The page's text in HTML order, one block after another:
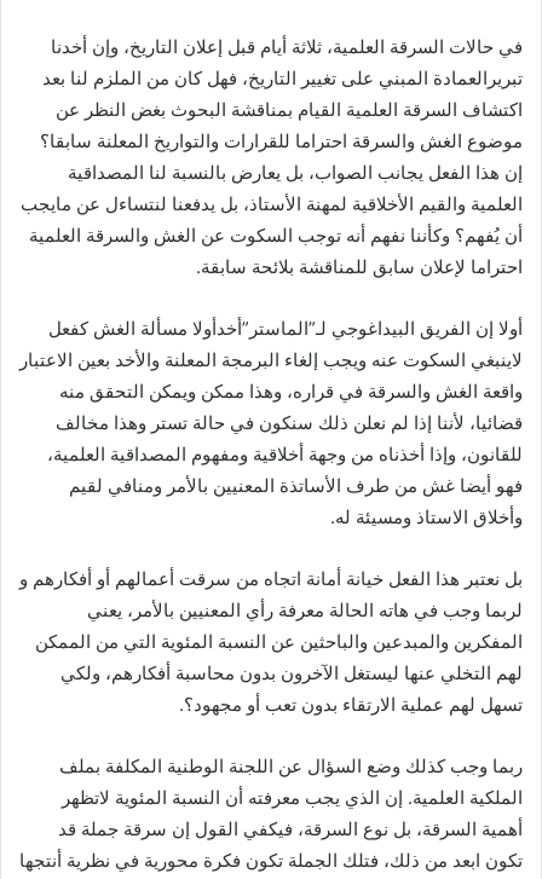
في حالات السرقة العلمية، ثلاثة أيام قبل إعلان التاريخ، وإن أخدنا
تبريرالعمادة المبني على تغيير التاريخ، فهل كان من الملزم لنا بعد
اكتشاف السرقة العلمية القيام بمناقشة البحوث بغض النظر عن
موضوع الغش والسرقة احتراما للقرارات والتواريخ المعلنة سابقا؟
إن هذا الفعل يجانب الصواب، بل يعارض بالنسبة لنا المصداقية
العلمية والقيم الأخلاقية لمهنة الأستاذ، بل يدفعنا لنتساءل عن مايجب
أن يُفهم؟ وكأننا نفهم أنه توجب السكوت عن الغش والسرقة العلمية
احتراما لإعلان سابق للمناقشة بلائحة سابقة.
أولا إن الفريق البيداغوجي لـ”الماستر”أخدأولا مسألة الغش كفعل
لاينبغي السكوت عنه ويجب إلغاء البرمجة المعلنة والأخد بعين الاعتبار
واقعة الغش والسرقة في قراره، وهذا ممكن ويمكن التحقق منه
قضائيا، لأننا إذا لم نعلن ذلك سنكون في حالة تستر وهذا مخالف
للقانون، وإذا أخذناه من وجهة أخلاقية ومفهوم المصداقية العلمية،
فهو أيضا غش من طرف الأساتذة المعنيين بالأمر ومنافي لقيم
وأخلاق الاستاذ ومسيئة له.
بل نعتبر هذا الفعل خيانة أمانة اتجاه من سرقت أعمالهم أو أفكارهم و
لربما وجب في هاته الحالة معرفة رأي المعنيين بالأمر، يعني
المفكرين والمبدعين والباحثين عن النسبة المئوية التي من الممكن
لهم التخلي عنها ليستغل الآخرون بدون محاسبة أفكارهم، ولكي
تسهل لهم عملية الارتقاء بدون تعب أو مجهود؟.
ربما وجب كذلك وضع السؤال عن اللجنة الوطنية المكلفة بملف
الملكية العلمية. إن الذي يجب معرفته أن النسبة المئوية لاتظهر
أهمية السرقة، بل نوع السرقة، فيكفي القول إن سرقة جملة قد
تكون ابعد من ذلك، فتلك الجملة تكون فكرة محورية في نظرية أنتجها